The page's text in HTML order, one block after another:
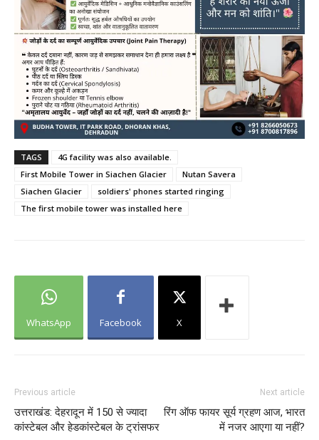
TAGS
4G facility was also available.
First Mobile Tower in Siachen Glacier
Nutan Savera
Siachen Glacier
soldiers' phones started ringing
The first mobile tower was installed here
WhatsApp Facebook X
Previous article
उत्तराखंड: देहरादून में 150 से ज्यादा
कांस्टेबल और हेडकांस्टेबल के ट्रांसफर
Next article
रिंग ऑफ फायर सूर्य ग्रहण आज, भारत
में नजर आएगा या नहीं?